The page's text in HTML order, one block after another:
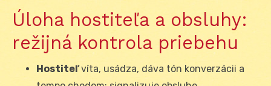
Úloha hostiteľa a obsluhy:
režijná kontrola priebehu
Hostiteľvíta, usádza, dáva tón konverzácii a